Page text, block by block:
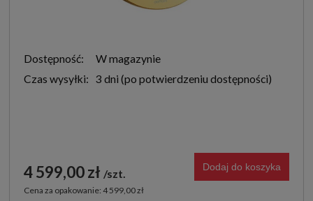
Dostępność:
W magazynie
Czas wysyłki: 3 dni
4 599,00 zł szt.
Cena za opakowanie: 4 599,00 zł
Dodaj do koszyka